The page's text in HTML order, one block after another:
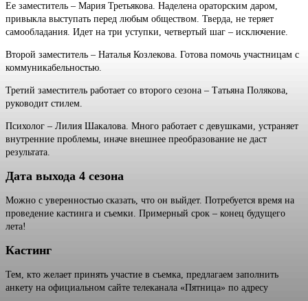
Ее заместитель – Мария Третьякова. Наделена ораторским даром,
привыкла выступать перед любым обществом. Тверда, не теряет
самообладания. Идет на три уступки, четвертый шаг – исключение.
Второй заместитель – Наталья Козлекова. Готова помочь участницам с
коммуникабельностью.
Третий заместитель работает со второго сезона – Татьяна Полякова,
руководит стилем.
Психолог – Лилия Шакалова. Много работает с девушками, устраняет
внутренние проблемы, иначе внешнее преобразование не даст
результата.
Дата выхода 4 сезона
Можно с уверенностью сказать, что он выйдет. Потребуется время на
проведение кастинга и съемки. Примерный срок – конец будущего
лета!
Кастинг
Тем, кто желает принять участие в съемка, предлагаем заполнить
анкету на официальном сайте телеканала «Пятница» по адресу